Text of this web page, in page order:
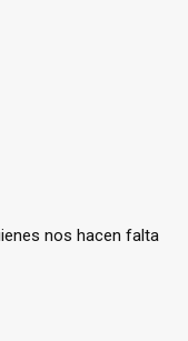
nos hacen falta